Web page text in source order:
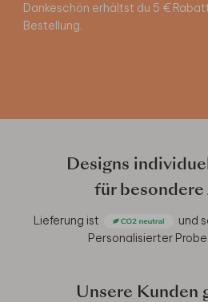
Dankeschön erhältst du 5 €
Bestellung.
Designs
für besondere
Lieferung ist und
Personalisierter
Unsere Kunden